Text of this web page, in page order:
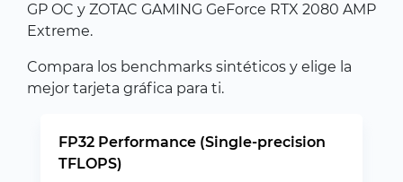
GP OC y ZOTAC GAMING GeForce RTX 2080 AMP
Extreme.
Compara los benchmarks sintéticos y elige la
mejor tarjeta gráfica para ti.
FP32 Performance (Single-precision
TFLOPS)